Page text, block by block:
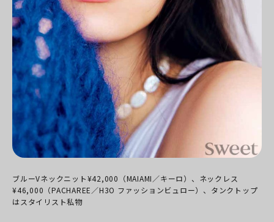
ブルーVネックニット¥42,000（MAIAMI／キーロ）、ネックレス
¥46,000（PACHAREE／H3O ファッションビュロー）、タンクトップ
はスタイリスト私物